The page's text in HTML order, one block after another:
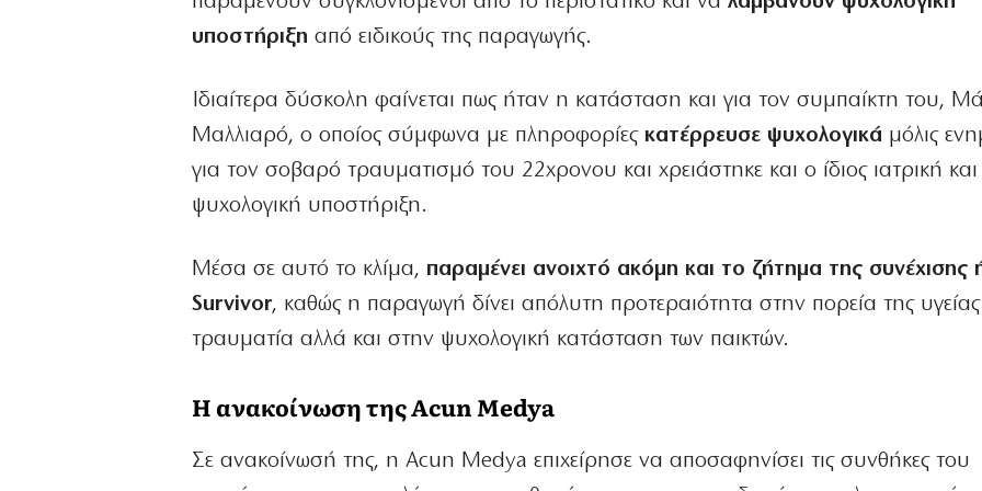
υποστήριξη από ειδικούς της παραγωγής.
Ιδιαίτερα δύσκολη φαίνεται πως ήταν η κατάσταση και για τον συμπαίκτη του,
Μαλλιαρό, ο οποίος σύμφωνα με πληροφορίες κατέρρευσε ψυχολογικά μόλις
για τον σοβαρό τραυματισμό του 22χρονου και χρειάστηκε και ο ίδιος ιατρική και
ψυχολογική υποστήριξη.
Μέσα σε αυτό το κλίμα, παραμένει ανοιχτό ακόμη και το ζήτημα της συνέχισης
Survivor, καθώς η παραγωγή δίνει απόλυτη προτεραιότητα στην πορεία της
τραυματία αλλά και στην ψυχολογική κατάσταση των παικτών.
Η ανακοίνωση της Acun Medya
Σε ανακοίνωσή της, η Acun Medya επιχείρησε να αποσαφηνίσει τις συνθήκες του